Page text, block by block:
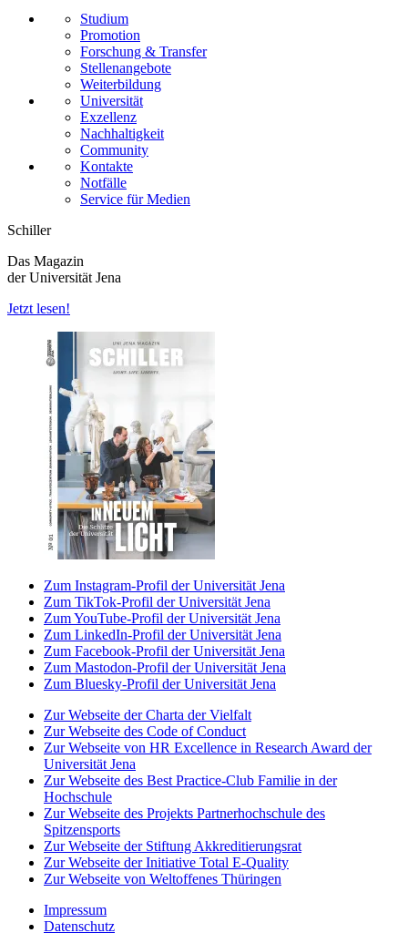
Studium
Promotion
Forschung & Transfer
Stellenangebote
Weiterbildung
Universität
Exzellenz
Nachhaltigkeit
Community
Kontakte
Notfälle
Service für Medien
Schiller
Das Magazin
der Universität Jena
Jetzt lesen!
Zum Instagram-Profil der Universität Jena
Zum TikTok-Profil der Universität Jena
Zum YouTube-Profil der Universität Jena
Zum LinkedIn-Profil der Universität Jena
Zum Facebook-Profil der Universität Jena
Zum Mastodon-Profil der Universität Jena
Zum Bluesky-Profil der Universität Jena
Zur Webseite der Charta der Vielfalt
Zur Webseite des Code of Conduct
Zur Webseite von HR Excellence in Research Award der
Universität Jena
Zur Webseite des Best Practice-Club Familie in der
Hochschule
Zur Webseite des Projekts Partnerhochschule des
Spitzensports
Zur Webseite der Stiftung Akkreditierungsrat
Zur Webseite der Initiative Total E-Quality
Zur Webseite von Weltoffenes Thüringen
Impressum
Datenschutz